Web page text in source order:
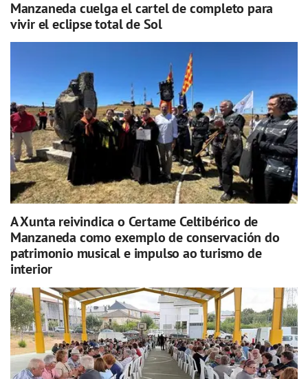
Manzaneda cuelga el cartel de completo para
vivir el eclipse total de Sol
A Xunta reivindica o Certame Celtibérico de
Manzaneda como exemplo de conservación do
patrimonio musical e impulso ao turismo de
interior